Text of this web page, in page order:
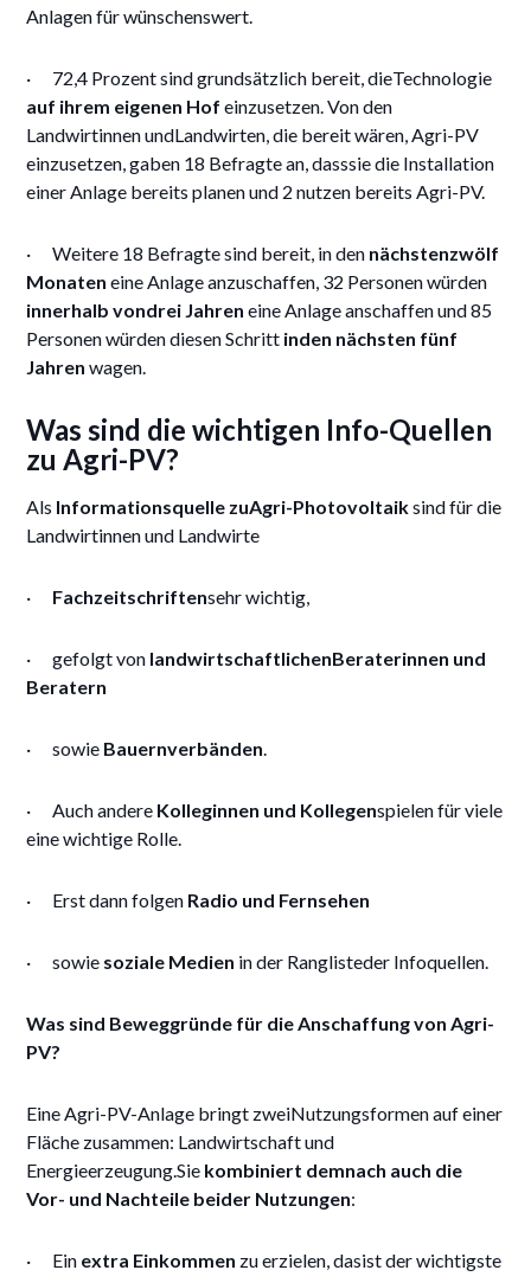
Anlagen für wünschenswert.
· 72,4 Prozent sind grundsätzlich bereit, dieTechnologie
auf ihrem eigenen Hof einzusetzen. Von den
Landwirtinnen undLandwirten, die bereit wären, Agri-PV
einzusetzen, gaben 18 Befragte an, dasssie die Installation
einer Anlage bereits planen und 2 nutzen bereits Agri-PV.
· Weitere 18 Befragte sind bereit, in den nächstenzwölf
Monaten eine Anlage anzuschaffen, 32 Personen würden
innerhalb vondrei Jahren eine Anlage anschaffen und 85
Personen würden diesen Schritt inden nächsten fünf
Jahren wagen.
Was sind die wichtigen Info-Quellen
zu Agri-PV?
Als Informationsquelle zuAgri-Photovoltaiksind für die
Landwirtinnen und Landwirte
· Fachzeitschriftensehr wichtig,
· gefolgt von landwirtschaftlichenBeraterinnen und
Beratern
· sowie Bauernverbänden.
· Auch andere Kolleginnen und Kollegenspielen für viele
eine wichtige Rolle.
· Erst dann folgen Radio und Fernsehen
· sowie soziale Medien in der Ranglisteder Infoquellen.
Was sind Beweggründe für die Anschaffung von Agri-
PV?
Eine Agri-PV-Anlage bringt zweiNutzungsformen auf einer
Fläche zusammen: Landwirtschaft und
Energieerzeugung.Sie kombiniert demnach auch die
Vor- und Nachteile beider Nutzungen:
· Ein extra Einkommen zu erzielen, dasist der wichtigste